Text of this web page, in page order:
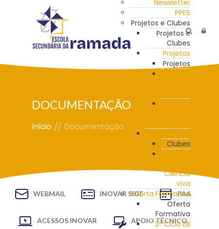
Newsletter
PPES
Projetos e Clubes
Projetos e
Clubes
Projetos
Projetos
Clubes
Ciência
viva
Oferta Formativa
Oferta
Formativa
3º Ciclo EB
DOCUMENTAÇÃO
Início // Documentação
WEBMAIL INOVAR SIGE PAA
ACESSOS INOVAR APOIO TÉCNICO